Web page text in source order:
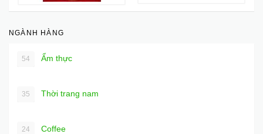
NGÀNH HÀNG
54 Ẩm thực
35 Thời trang nam
24 Coffee